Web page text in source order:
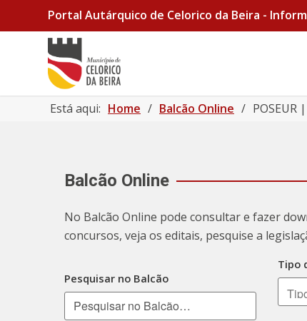
Portal Autárquico de Celorico da Beira -
Está aqui: Home / Balcão Online / POSEUR
Balcão Online
No Balcão Online pode consultar e fazer
concursos, veja os editais, pesquise a
Pesquisar no Balcão
Tipo